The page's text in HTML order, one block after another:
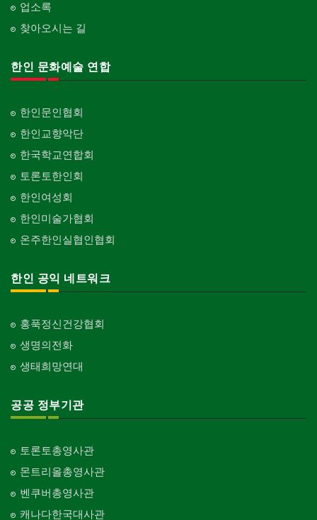
업소록
찾아오시는 길
한인 문화예술 연합
한인문인협회
한인교향악단
한국학교연합회
토론토한인회
한인여성회
한인미술가협회
온주한인실협인협회
한인 공익 네트워크
홍푹정신건강협회
생명의전화
생태희망연대
공공 정부기관
토론토총영사관
몬트리올총영사관
벤쿠버총영사관
캐나다한국대사관